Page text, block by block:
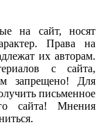
на сайт,носят
. Права
на
их авторам.
с сайта,
запрещено! Для
письменное
сайта! Мнения
.